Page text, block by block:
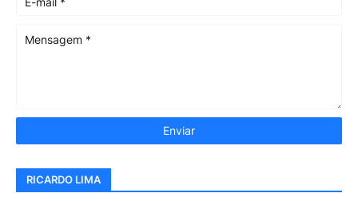
RICARDO LIMA